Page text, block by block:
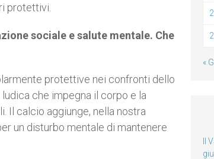
protettivi.
sociale e salute mentale. Che
protettive nei confronti dello
che impegna il corpo e la
Il calcio aggiunge, nella nostra
un disturbo mentale di mantenere
«
Il